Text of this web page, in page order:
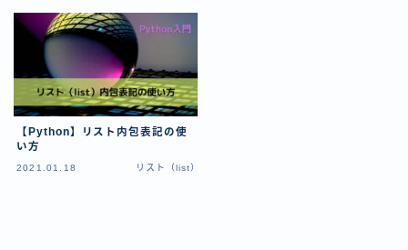
【Python】リスト内包表記の使
い方
2021.01.18 リスト（list）